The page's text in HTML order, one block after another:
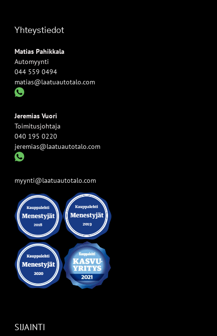
Yhteystiedot
Matias Pahikkala
Automyynti
044 559 0494
matias@laatuautotalo.com
Jeremias Vuori
Toimitusjohtaja
040 195 0220
jeremias@laatuautotalo.com
myynti@laatuautotalo.com
SIJAINTI